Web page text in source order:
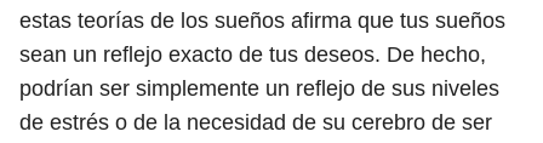
estas teorías de los sueños afirma que tus sueños
sean un reflejo exacto de tus deseos. De hecho,
podrían ser simplemente un reflejo de sus niveles
de estrés o de la necesidad de su cerebro de ser